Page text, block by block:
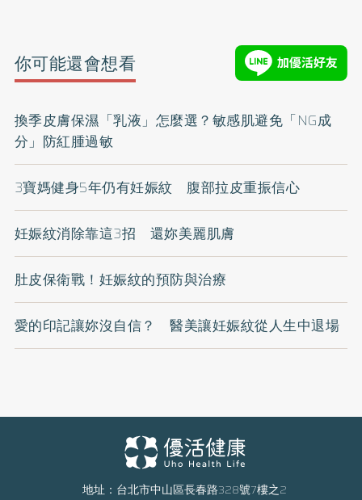
你可能還會想看
換季皮膚保濕「乳液」怎麼選？敏感肌避免「NG成
分」防紅腫過敏
3寶媽健身5年仍有妊娠紋 腹部拉皮重振信心
妊娠紋消除靠這3招 還妳美麗肌膚
肚皮保衛戰！妊娠紋的預防與治療
愛的印記讓妳沒自信？ 醫美讓妊娠紋從人生中退場
地址：台北市中山區長春路328號7樓之2